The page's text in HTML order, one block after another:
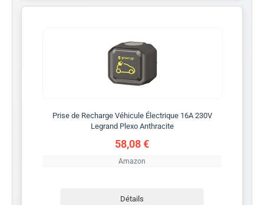
Prise de Recharge Véhicule Électrique 16A 230V
Legrand Plexo Anthracite
58,08 €
Amazon
Détails